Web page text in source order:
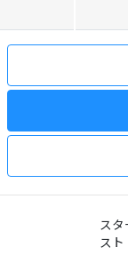
スタ
スト